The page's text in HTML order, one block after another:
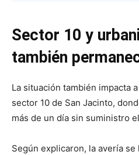
Sector 10 y
también
La situación también impacta
sector 10 de San Jacinto,
más de un día sin suministro
Según explicaron, la avería